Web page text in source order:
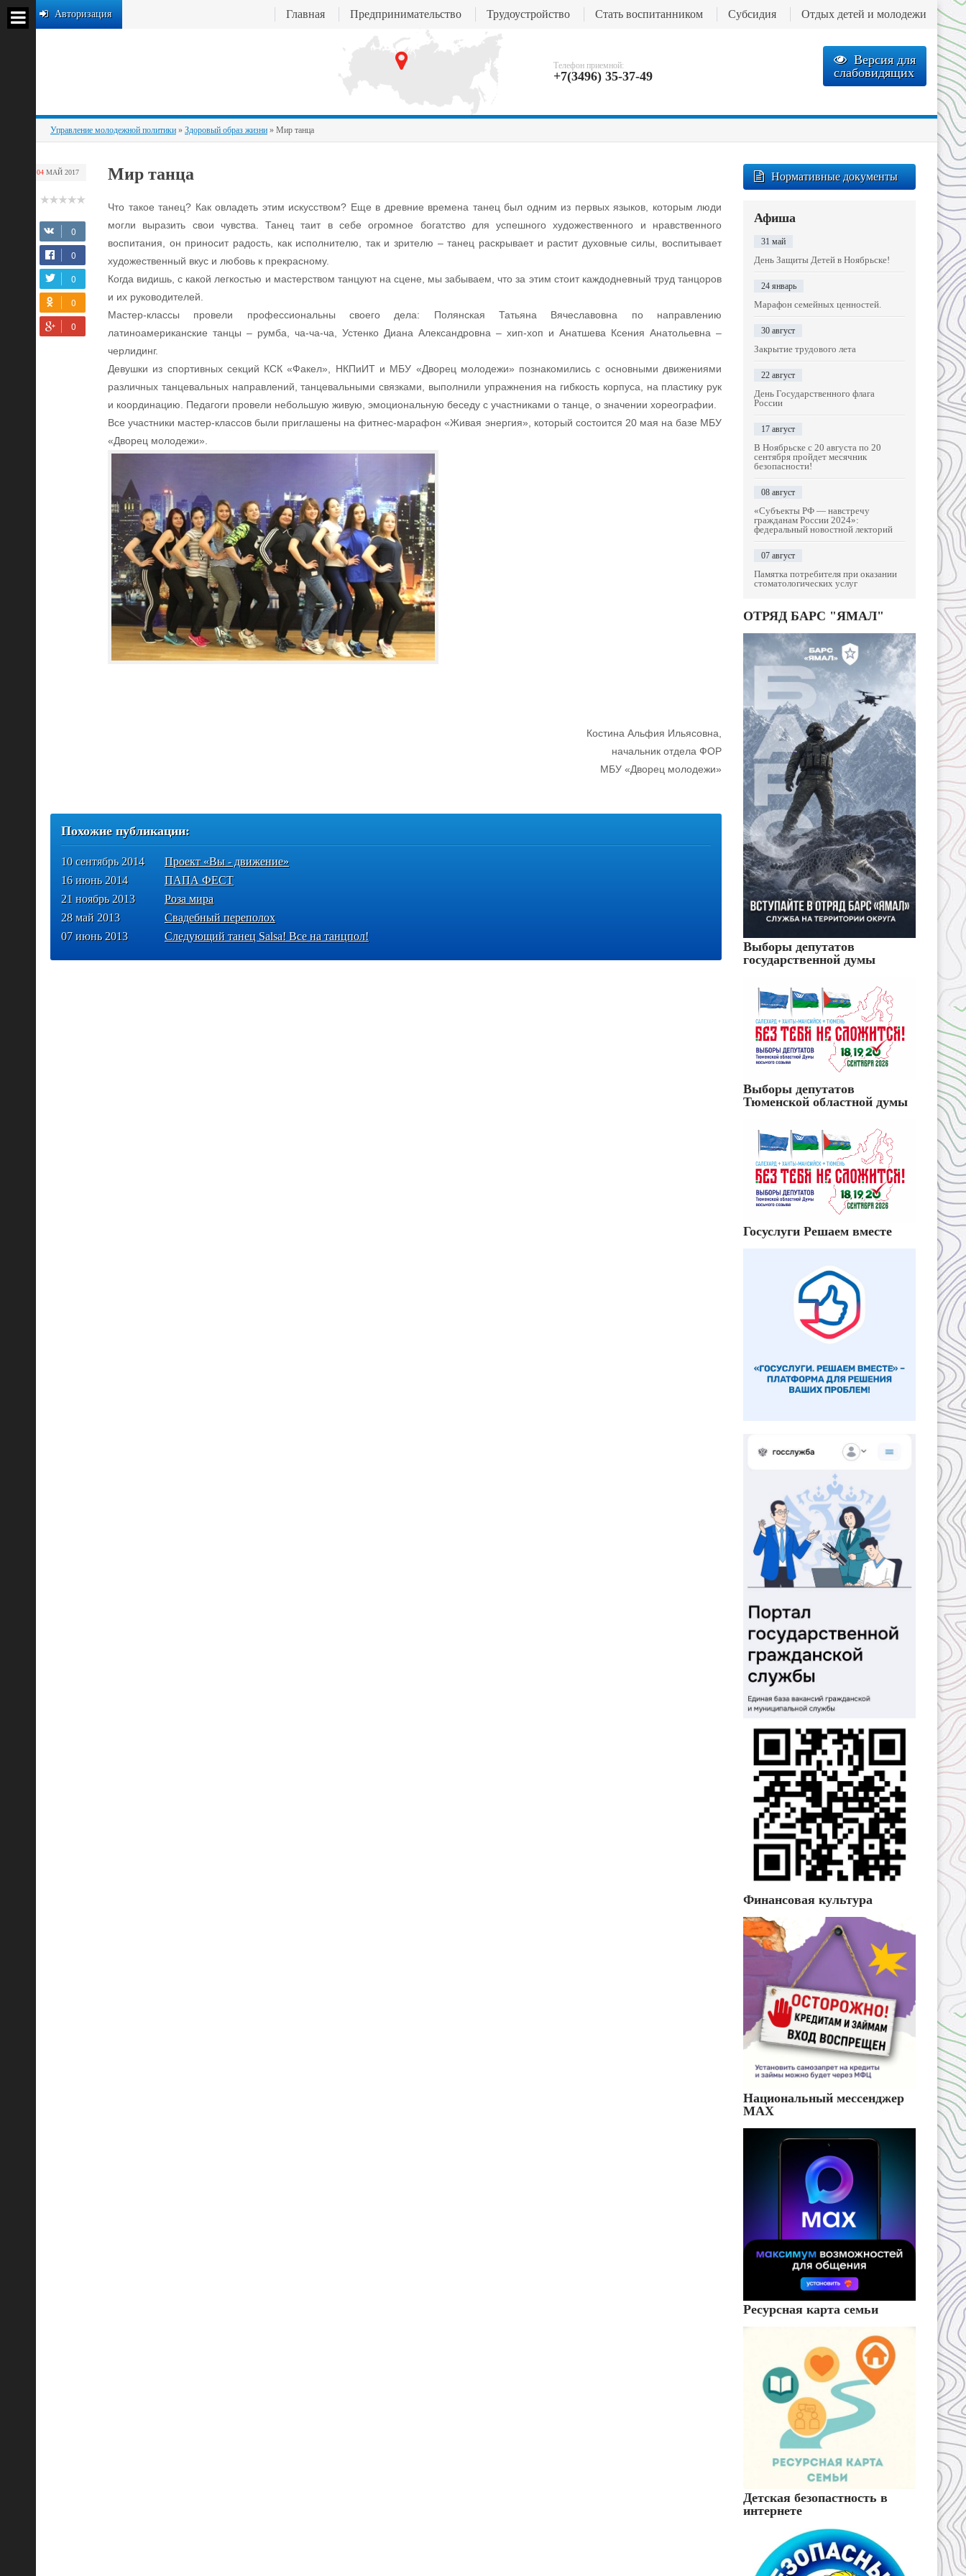
Телефон приемной:
+7(3496) 35-37-49
Версия для
слабовидящих
Авторизация Главная Предпринимательство Трудоустройство Стать воспитанником Субсидия Отдых детей и молодежи
Управление молодежной политики » Здоровый образ жизни » Мир танца
04МАЙ 2017 Мир танца
Что такое танец? Как овладеть этим искусством? Еще в древние времена танец был одним из первых языков, которым люди
могли выразить свои чувства. Танец таит в себе огромное богатство для успешного художественного и нравственного
воспитания, он приносит радость, как исполнителю, так и зрителю – танец раскрывает и растит духовные силы, воспитывает
художественный вкус и любовь к прекрасному.
Когда видишь, с какой легкостью и мастерством танцуют на сцене, мы забываем, что за этим стоит каждодневный труд танцоров
и их руководителей.
Мастер-классы провели профессиональны своего дела: Полянская Татьяна Вячеславовна по направлению
латиноамериканские танцы – румба, ча-ча-ча, Устенко Диана Александровна – хип-хоп и Анатшева Ксения Анатольевна –
черлидинг.
Девушки из спортивных секций КСК «Факел», НКПиИТ и МБУ «Дворец молодежи» познакомились с основными движениями
различных танцевальных направлений, танцевальными связками, выполнили упражнения на гибкость корпуса, на пластику рук
и координацию. Педагоги провели небольшую живую, эмоциональную беседу с участниками о танце, о значении хореографии.
Все участники мастер-классов были приглашены на фитнес-марафон «Живая энергия», который состоится 20 мая на базе МБУ
«Дворец молодежи».
Костина Альфия Ильясовна,
начальник отдела ФОР
МБУ «Дворец молодежи»
Похожие публикации:
10 сентябрь 2014
Проект «Вы - движение»
16 июнь 2014
ПАПА ФЕСТ
21 ноябрь 2013
Роза мира
28 май 2013
Свадебный переполох
07 июнь 2013
Следующий танец Salsa! Все на танцпол!
Нормативные документы
Афиша
31 май
День Защиты Детей в Ноябрьске!
24 январь
Марафон семейных ценностей.
30 август
Закрытие трудового лета
22 август
День Государственного флага
России
17 август
В Ноябрьске с 20 августа по 20
сентября пройдет месячник
безопасности!
08 август
«Субъекты РФ — навстречу
гражданам России 2024»:
федеральный новостной лекторий
07 август
Памятка потребителя при оказании
стоматологических услуг
ОТРЯД БАРС "ЯМАЛ"
Выборы депутатов
государственной думы
Выборы депутатов
Тюменской областной думы
Госуслуги Решаем вместе
Финансовая культура
Национальный мессенджер
MAX
Ресурсная карта семьи
Детская безопастность в
интернете